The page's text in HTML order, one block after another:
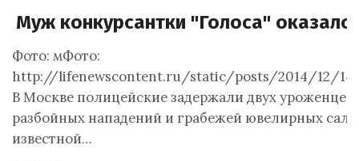
Муж конкурсантки "Голоса"
Фото: мФото:
http://lifenewscontent.ru/static/posts/2014/12/
В Москве полицейские задержали двух уроженцев
разбойных нападений и грабежей ювелирных
известной…